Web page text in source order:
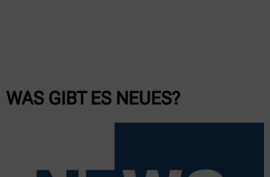
WAS GIBT ES NEUES?